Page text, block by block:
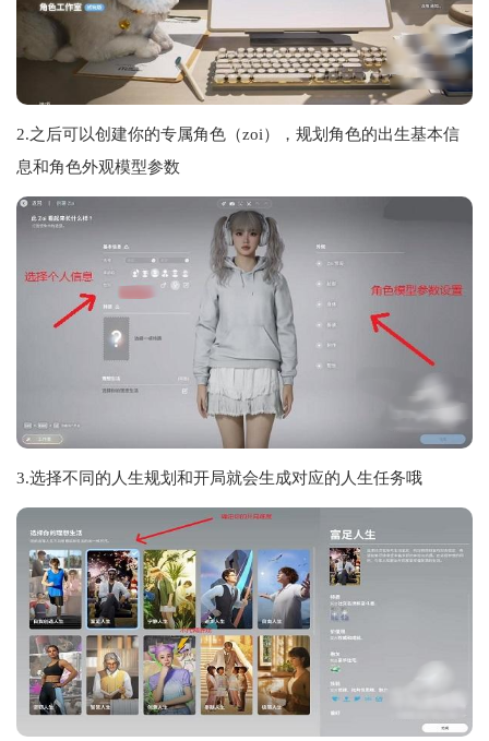
2.之后可以创建你的专属角色（zoi），规划角色的出生基本信
息和角色外观模型参数
3.选择不同的人生规划和开局就会生成对应的人生任务哦